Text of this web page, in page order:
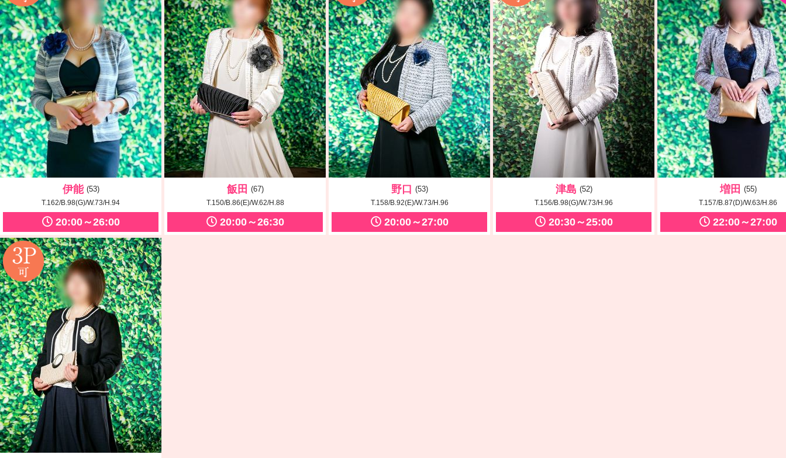
伊能 (53)
T.162/B.98(G)/W.73/H.94
20:00～26:00
飯田 (67)
T.150/B.86(E)/W.62/H.88
20:00～26:30
野口 (53)
T.158/B.92(E)/W.73/H.96
20:00～27:00
津島 (52)
T.156/B.98(G)/W.73/H.96
20:30～25:00
増田 (55)
T.157/B.87(D)/W.63/H.86
22:00～27:00